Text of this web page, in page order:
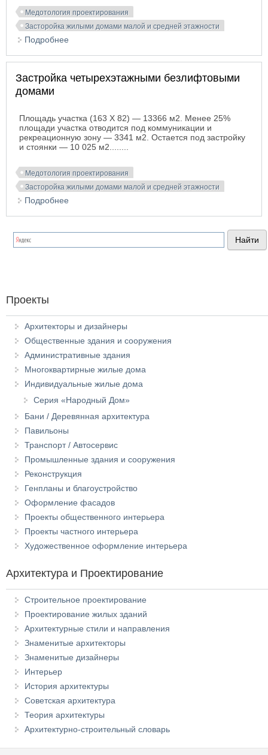
Медотология проектирования
Засторойка жилыми домами малой и средней этажности
Подробнее
Застройка четырехэтажными безлифтовыми
домами
Площадь участка (163 X 82) — 13366 м2. Менее 25%
площади участка отводится под коммуникации и
рекреационную зону — 3341 м2. Остается под застройку
и стоянки — 10 025 м2........
Медотология проектирования
Засторойка жилыми домами малой и средней этажности
Подробнее
Проекты
Архитекторы и дизайнеры
Общественные здания и сооружения
Административные здания
Многоквартирные жилые дома
Индивидуальные жилые дома
Серия «Народный Дом»
Бани / Деревянная архитектура
Павильоны
Транспорт / Автосервис
Промышленные здания и сооружения
Реконструкция
Генпланы и благоустройство
Оформление фасадов
Проекты общественного интерьера
Проекты частного интерьера
Художественное оформление интерьера
Архитектура и Проектирование
Строительное проектирование
Проектирование жилых зданий
Архитектурные стили и направления
Знаменитые архитекторы
Знаменитые дизайнеры
Интерьер
История архитектуры
Советская архитектура
Теория архитектуры
Архитектурно-строительный словарь